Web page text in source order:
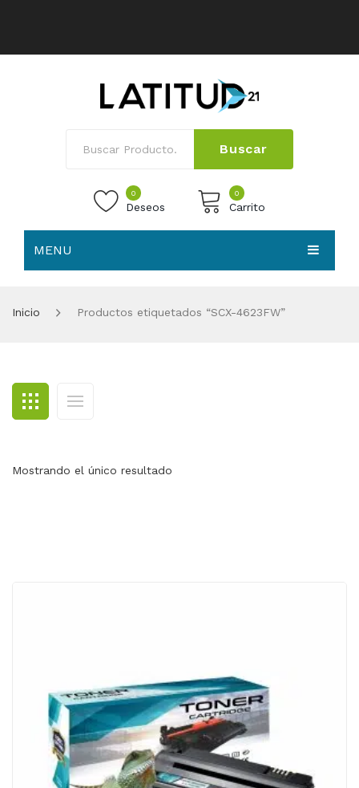
Buscar
0
Deseos
0
Carrito
MENU
BLOG
CONTACTO
Inicio Productos etiquetados “SCX-4623FW”
Mostrando el único resultado